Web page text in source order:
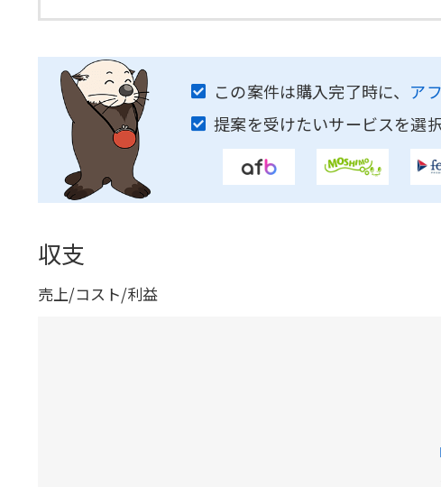
この案件は購入完了時に、 ア
提案を受けたいサービスを選
収支
売上/コスト/利益